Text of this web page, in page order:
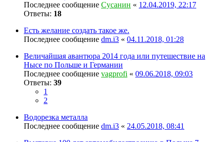
Последнее сообщение Сусанин « 12.04.2019, 22:17
Ответы: 18
Есть желание создать такое же.
Последнее сообщение dm.i3 « 04.11.2018, 01:28
Величайшая авантюра 2014 года или путешествие на
Нысе по Польше и Германии
Последнее сообщение vagprofi « 09.06.2018, 09:03
Ответы: 39
1
2
Водорезка металла
Последнее сообщение dm.i3 « 24.05.2018, 08:41